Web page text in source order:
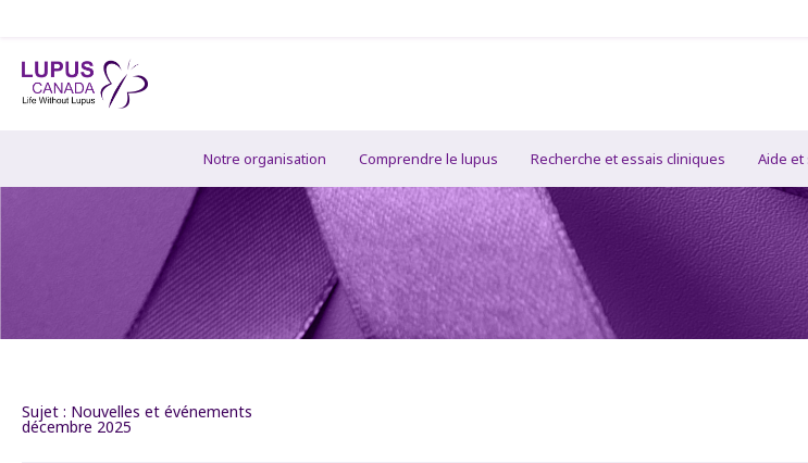
Notre organisation Comprendre le lupus Recherche et essais cliniques Aide
Sujet : Nouvelles et événements
décembre 2025